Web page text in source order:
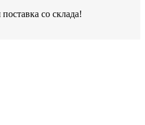
со склада!